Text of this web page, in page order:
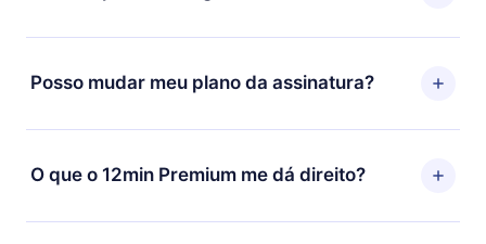
Você pode baixar nosso aplicativo e começar a
aproveitar nossa biblioteca. Se por algum motivo não
ficar satisfeito com nossa plataforma, basta entrar em
solicitar o reembolso do valor. Você receberá tudo que
Posso mudar meu plano da assinatura?
Sim, mas a mudança só se aplicará a partir do próximo
período de cobrança. Por exemplo, se você decidiu
mudar sua assinatura mensal para anual, após
O que o 12min Premium me dá direito?
O 12min Premium é um plano que te garante acesso a